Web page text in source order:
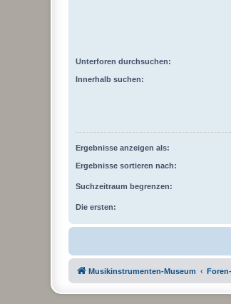
Unterforen durchsuchen:
Innerhalb suchen:
Ergebnisse anzeigen als:
Ergebnisse sortieren nach:
Suchzeitraum begrenzen:
Die ersten:
Musikinstrumenten-Museum